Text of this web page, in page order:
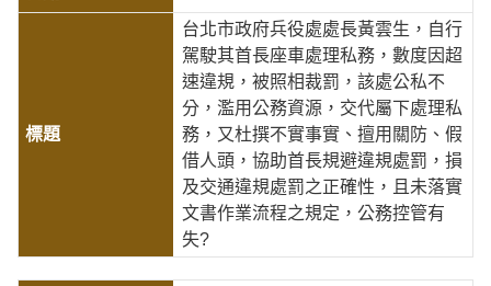
台北市政府兵役處處長黃雲生，自行
駕駛其首長座車處理私務，數度因超
速違規，被照相裁罰，該處公私不
分，濫用公務資源，交代屬下處理私
務，又杜撰不實事實、擅用關防、假
借人頭，協助首長規避違規處罰，損
及交通違規處罰之正確性，且未落實
文書作業流程之規定，公務控管有
失?